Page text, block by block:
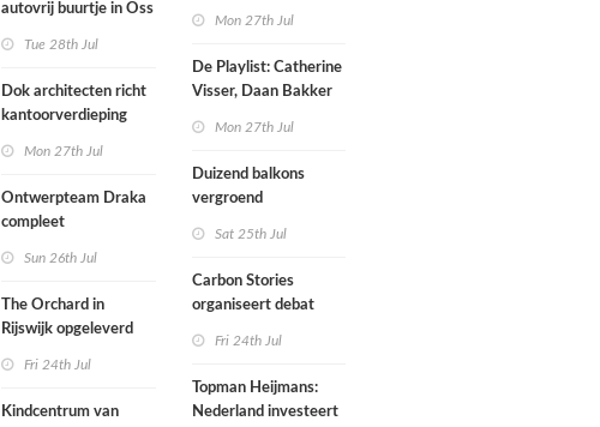
autovrij buurtje in Oss
Tue 28th Jul
Dok architecten richt
kantoorverdieping
hernieuwd in
Mon 27th Jul
Ontwerpteam Draka
compleet
Sun 26th Jul
The Orchard in
Rijswijk opgeleverd
Fri 24th Jul
Kindcentrum van
Mon 27th Jul
De Playlist: Catherine
Visser, Daan Bakker
kamerensemble
Mon 27th Jul
Duizend balkons
vergroend
Sat 25th Jul
Carbon Stories
organiseert debat
Fri 24th Jul
Topman Heijmans:
Nederland investeert